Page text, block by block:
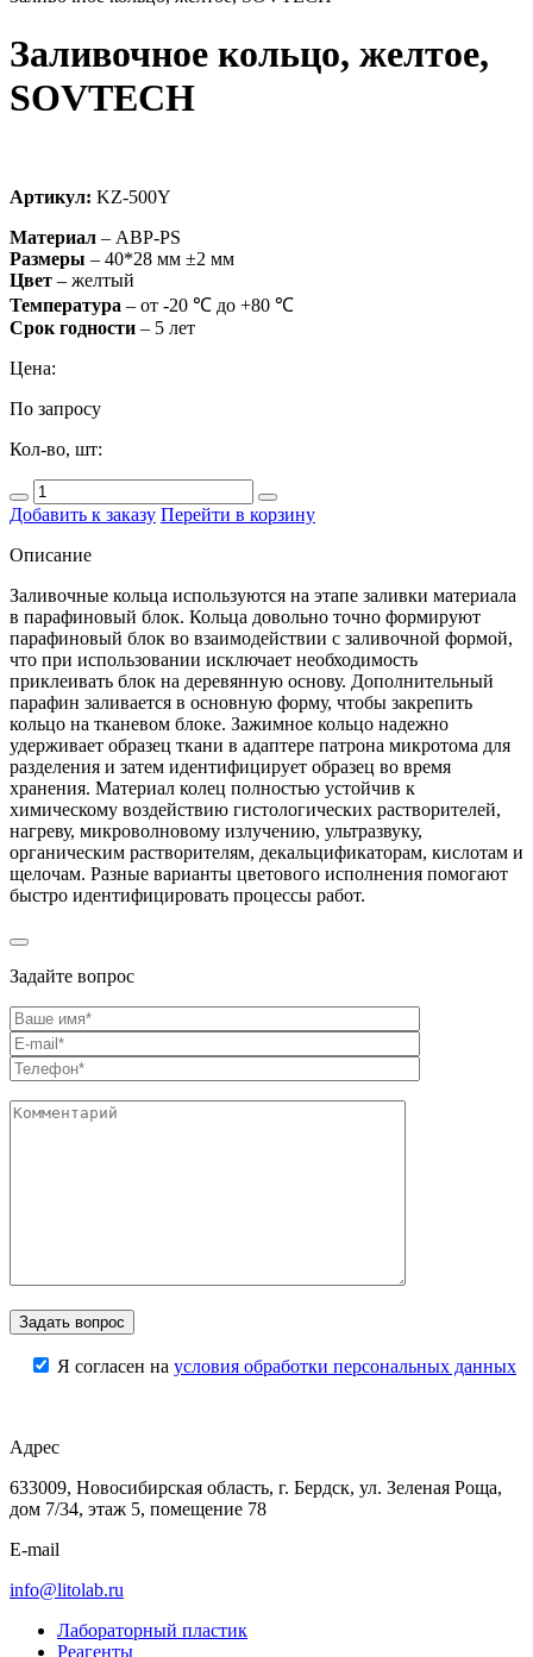
Заливочное кольцо, желтое,
SOVTECH
Артикул: KZ-500Y
Материал – ABP-PS
Размеры – 40*28 мм ±2 мм
Цвет – желтый
Температура – от -20 ℃ до +80 ℃
Срок годности – 5 лет
Цена:
По запросу
Кол-во, шт:
Добавить к заказу Перейти в корзину
Описание
Заливочные кольца используются на этапе заливки материала
в парафиновый блок. Кольца довольно точно формируют
парафиновый блок во взаимодействии с заливочной формой,
что при использовании исключает необходимость
приклеивать блок на деревянную основу. Дополнительный
парафин заливается в основную форму, чтобы закрепить
кольцо на тканевом блоке. Зажимное кольцо надежно
удерживает образец ткани в адаптере патрона микротома для
разделения и затем идентифицирует образец во время
хранения. Материал колец полностью устойчив к
химическому воздействию гистологических растворителей,
нагреву, микроволновому излучению, ультразвуку,
органическим растворителям, декальцификаторам, кислотам и
щелочам. Разные варианты цветового исполнения помогают
быстро идентифицировать процессы работ.
Задайте вопрос
Я согласен на условия обработки персональных данных
Адрес
633009, Новосибирская область, г. Бердск, ул. Зеленая Роща,
дом 7/34, этаж 5, помещение 78
E-mail
info@litolab.ru
Лабораторный пластик
Реагенты